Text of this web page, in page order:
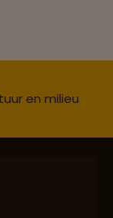
en milieu